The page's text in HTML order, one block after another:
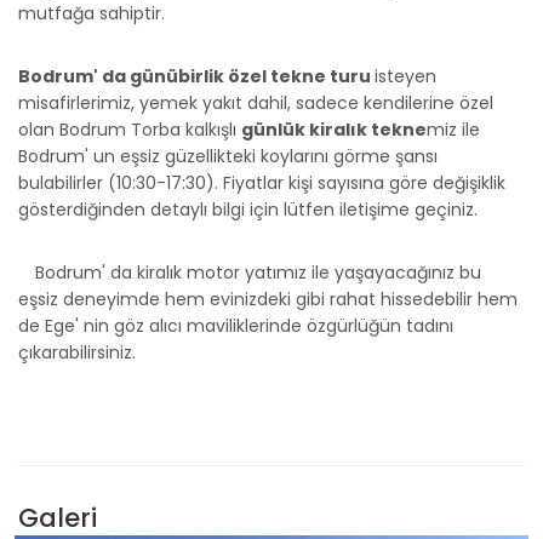
mutfağa sahiptir.
Bodrum' da günübirlik özel tekne turu isteyen
misafirlerimiz, yemek yakıt dahil, sadece kendilerine özel
olan Bodrum Torba kalkışlı günlük kiralık teknemiz ile
Bodrum' un eşsiz güzellikteki koylarını görme şansı
bulabilirler (10:30-17:30). Fiyatlar kişi sayısına göre değişiklik
gösterdiğinden detaylı bilgi için lütfen iletişime geçiniz.
Bodrum' da kiralık motor yatımız ile yaşayacağınız bu
eşsiz deneyimde hem evinizdeki gibi rahat hissedebilir hem
de Ege' nin göz alıcı maviliklerinde özgürlüğün tadını
çıkarabilirsiniz.
Galeri